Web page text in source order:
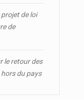
projet de loi
de
le retour des
du pays